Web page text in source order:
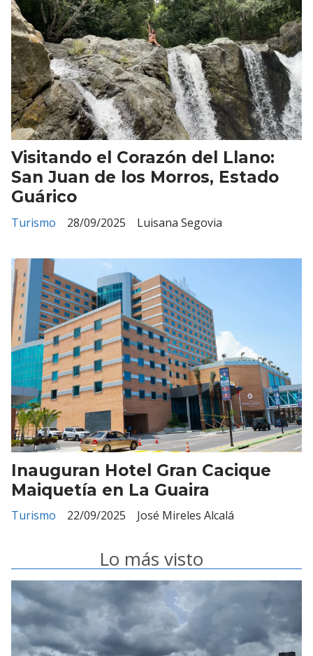
Visitando el Corazón del Llano:
San Juan de los Morros, Estado
Guárico
Luisana Segovia
Turismo 28/09/2025
Inauguran Hotel Gran Cacique
Maiquetía en La Guaira
José Mireles Alcalá
Turismo 22/09/2025
Lo más visto